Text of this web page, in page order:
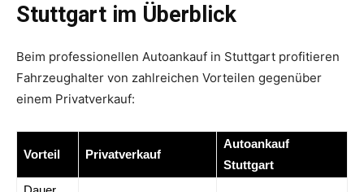
Stuttgart im Überblick
Beim professionellen Autoankauf in Stuttgart profitieren
Fahrzeughalter von zahlreichen Vorteilen gegenüber
einem Privatverkauf:
Vorteil Privatverkauf
Autoankauf
Stuttgart